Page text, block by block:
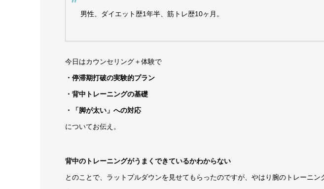
男性、ダイエット歴1年半、筋トレ歴10ヶ月。
今日はカウンセリング＋体験で
・停滞期打破の実験的プラン
・背中トレーニングの基礎
・「脚が太い」への対応
についてお伝え。
背中のトレーニングがうまくできているかわからない
とのことで、ラットプルダウンを見せてもらったのですが、やはり腕のトレーニン